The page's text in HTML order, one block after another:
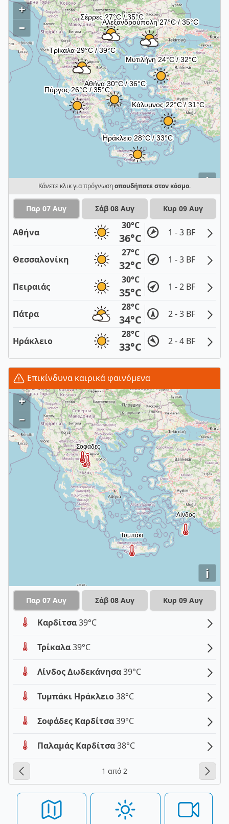
i
+
–
Κάνετε κλικ για πρόγνωσηοπουδήποτε στον κόσμο.
Παρ 07 Αυγ Σάβ 08 Αυγ Κυρ 09 Αυγ
Αθήνα
30°C
36°C 1 - 3 BF
Θεσσαλονίκη
27°C
32°C 1 - 3 BF
Πειραιάς
30°C
35°C 1 - 2 BF
Πάτρα
28°C
34°C 2 - 3 BF
Ηράκλειο
28°C
33°C 2 - 4 BF
Επικίνδυνα καιρικά φαινόμενα
i
+
–
Παρ 07 Αυγ Σάβ 08 Αυγ Κυρ 09 Αυγ
Καρδίτσα39°C
Τρίκαλα39°C
Λίνδος Δωδεκάνησα39°C
Τυμπάκι Ηράκλειο38°C
Σοφάδες Καρδίτσα39°C
Παλαμάς Καρδίτσα38°C
1 από 2